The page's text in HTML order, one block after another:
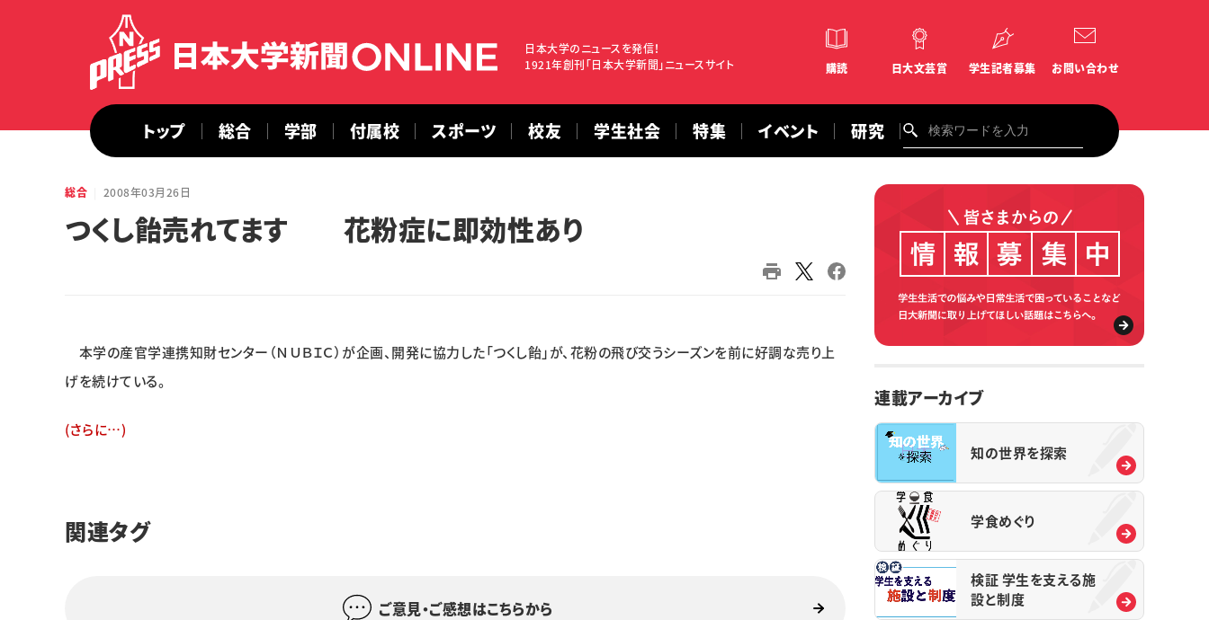
日本大学のニュースを発信！
1921年創刊「日本大学新聞」ニュースサイト
購読 日大文芸賞 学生記者募集 お問い合わせ
トップ 総合 学部 付属校 スポーツ 校友 学生社会 特集 イベント 研究
総合 2008年03月26日
つくし飴売れてます 花粉症に即効性あり
本学の産官学連携知財センター（ＮＵＢＩＣ）が企画、開発に協力した「つくし飴」が、花粉の飛び交うシーズンを前に好調な売り上
げを続けている。
(さらに…)
関連タグ
ご意見・ご感想はこちらから
連載アーカイブ
知の世界を探索
学食めぐり
検証 学生を支える施
設と制度